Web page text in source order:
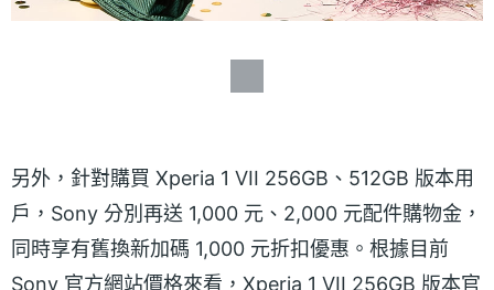
另外，針對購買 Xperia 1 VII 256GB、512GB 版本用
戶，Sony 分別再送 1,000 元、2,000 元配件購物金，
同時享有舊換新加碼 1,000 元折扣優惠。根據目前
Sony 官方網站價格來看，Xperia 1 VII 256GB 版本官